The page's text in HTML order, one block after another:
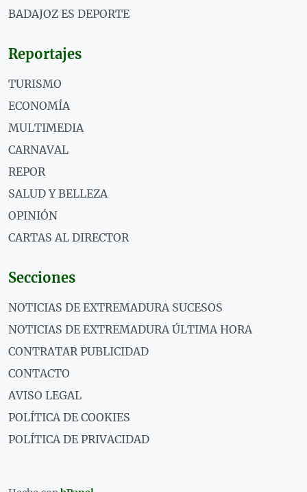
BADAJOZ ES DEPORTE
Reportajes
TURISMO
ECONOMÍA
MULTIMEDIA
CARNAVAL
REPOR
SALUD Y BELLEZA
OPINIÓN
CARTAS AL DIRECTOR
Secciones
NOTICIAS DE EXTREMADURA SUCESOS
NOTICIAS DE EXTREMADURA ÚLTIMA HORA
CONTRATAR PUBLICIDAD
CONTACTO
AVISO LEGAL
POLÍTICA DE COOKIES
POLÍTICA DE PRIVACIDAD